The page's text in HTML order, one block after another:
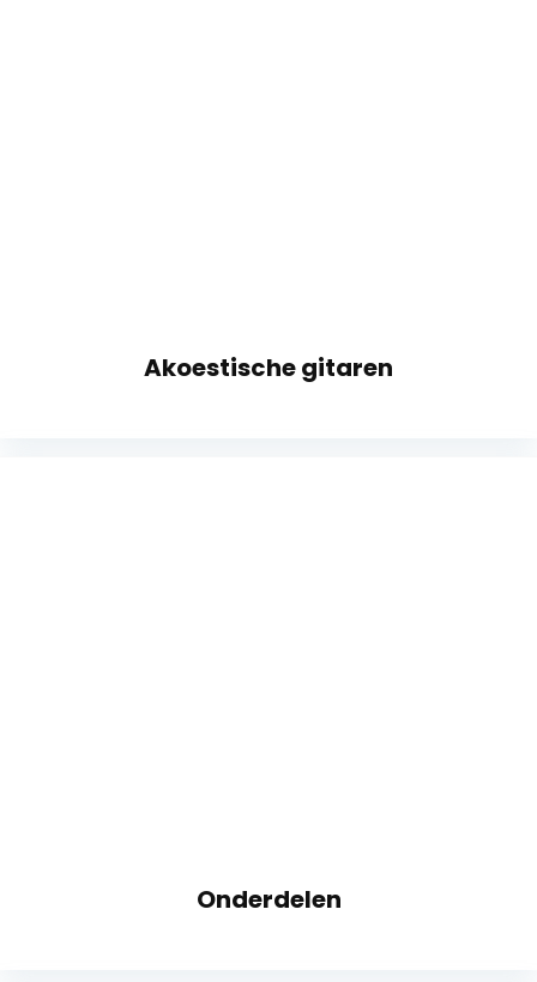
Akoestische gitaren
Onderdelen